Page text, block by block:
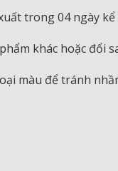
trong 04 ngày
khác hoặc đổi
màu để tránh